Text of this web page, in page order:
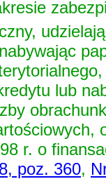
lub
r. o
poz. 360,